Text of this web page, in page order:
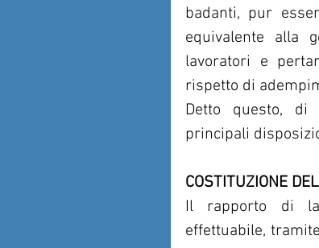
badanti, pur
equivalente alla
lavoratori e
rispetto di
Detto questo, di
principali
COSTITUZIONE
Il rapporto di
effettuabile,